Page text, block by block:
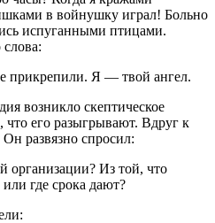
в войнушку играл! Больно
испуганными птицами.
прикрепили. Я — твой ангел.
возникло скептическое
его разыгрывают. Вдруг к
развязно спросил:
организации? Из той, что
где срока дают?